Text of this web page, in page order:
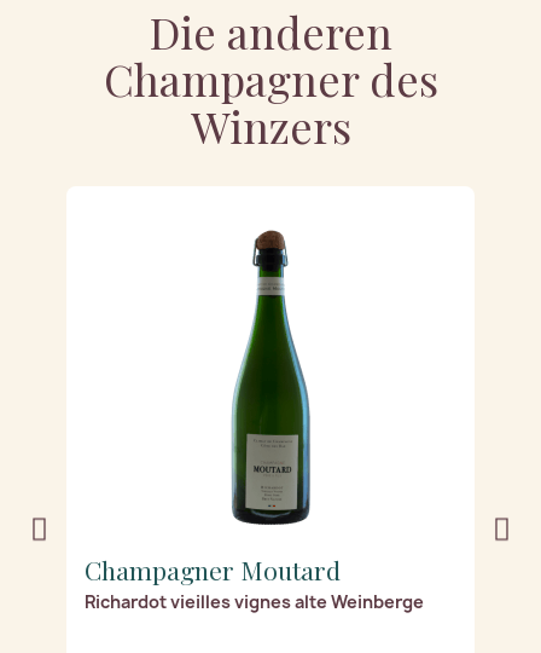
Die anderen
Champagner des
Winzers
Champagner Moutard
Richardot vieilles vignes alte Weinberge